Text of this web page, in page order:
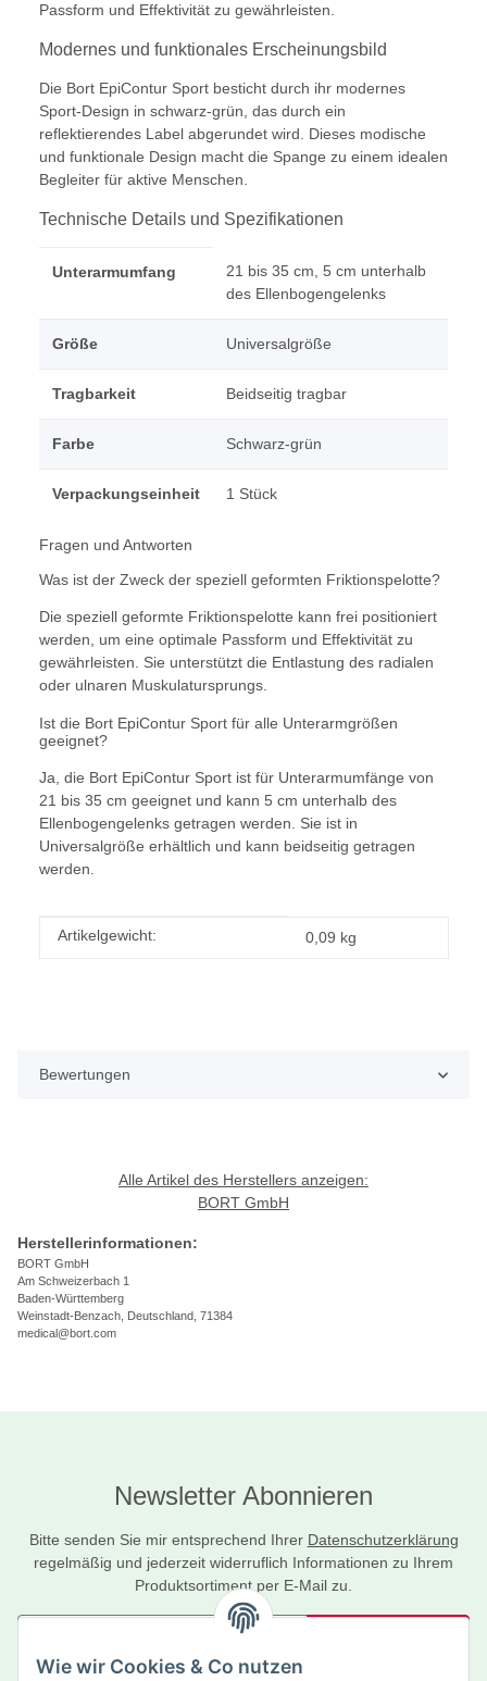
Wie wir Cookies & Co nutzen
Passform und Effektivität zu gewährleisten.
Modernes und funktionales Erscheinungsbild
Die Bort EpiContur Sport besticht durch ihr modernes
Sport-Design in schwarz-grün, das durch ein
reflektierendes Label abgerundet wird. Dieses modische
und funktionale Design macht die Spange zu einem idealen
Begleiter für aktive Menschen.
Technische Details und Spezifikationen
Unterarmumfang
21 bis 35 cm, 5 cm unterhalb
des Ellenbogengelenks
Größe Universalgröße
Tragbarkeit Beidseitig tragbar
Farbe Schwarz-grün
Verpackungseinheit 1 Stück
Fragen und Antworten
Was ist der Zweck der speziell geformten Friktionspelotte?
Die speziell geformte Friktionspelotte kann frei positioniert
werden, um eine optimale Passform und Effektivität zu
gewährleisten. Sie unterstützt die Entlastung des radialen
oder ulnaren Muskulatursprungs.
Ist die Bort EpiContur Sport für alle Unterarmgrößen
geeignet?
Ja, die Bort EpiContur Sport ist für Unterarmumfänge von
21 bis 35 cm geeignet und kann 5 cm unterhalb des
Ellenbogengelenks getragen werden. Sie ist in
Universalgröße erhältlich und kann beidseitig getragen
werden.
Produkteigenschaft
Wert
Artikelgewicht: 0,09 kg
Bewertungen
Alle Artikel des Herstellers anzeigen:
BORT GmbH
Herstellerinformationen:
BORT GmbH
Am Schweizerbach 1
Baden-Württemberg
Weinstadt-Benzach, Deutschland, 71384
medical@bort.com
Newsletter Abonnieren
Bitte senden Sie mir entsprechend Ihrer Datenschutzerklärung
regelmäßig und jederzeit widerruflich Informationen zu Ihrem
Produktsortiment per E-Mail zu.
Newsletter Abonnieren